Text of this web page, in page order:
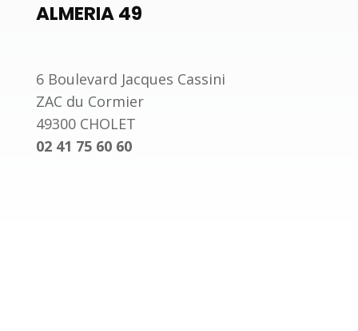
ALMERIA 49
6 Boulevard Jacques Cassini
ZAC du Cormier
49300 CHOLET
02 41 75 60 60